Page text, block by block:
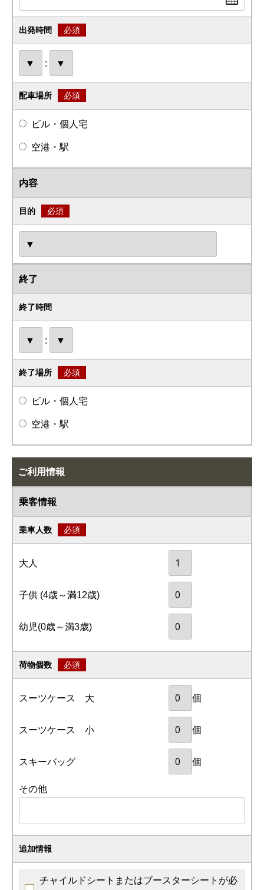
出発時間 必須
:
配車場所 必須
ビル・個人宅
空港・駅
内容
目的 必須
終了
終了時間
:
終了場所 必須
ビル・個人宅
空港・駅
ご利用情報
乗客情報
乗車人数 必須
大人
子供 (4歳～満12歳)
幼児(0歳～満3歳)
荷物個数 必須
スーツケース 大 個
スーツケース 小 個
スキーバッグ 個
その他
追加情報
チャイルドシートまたはブースターシートが必